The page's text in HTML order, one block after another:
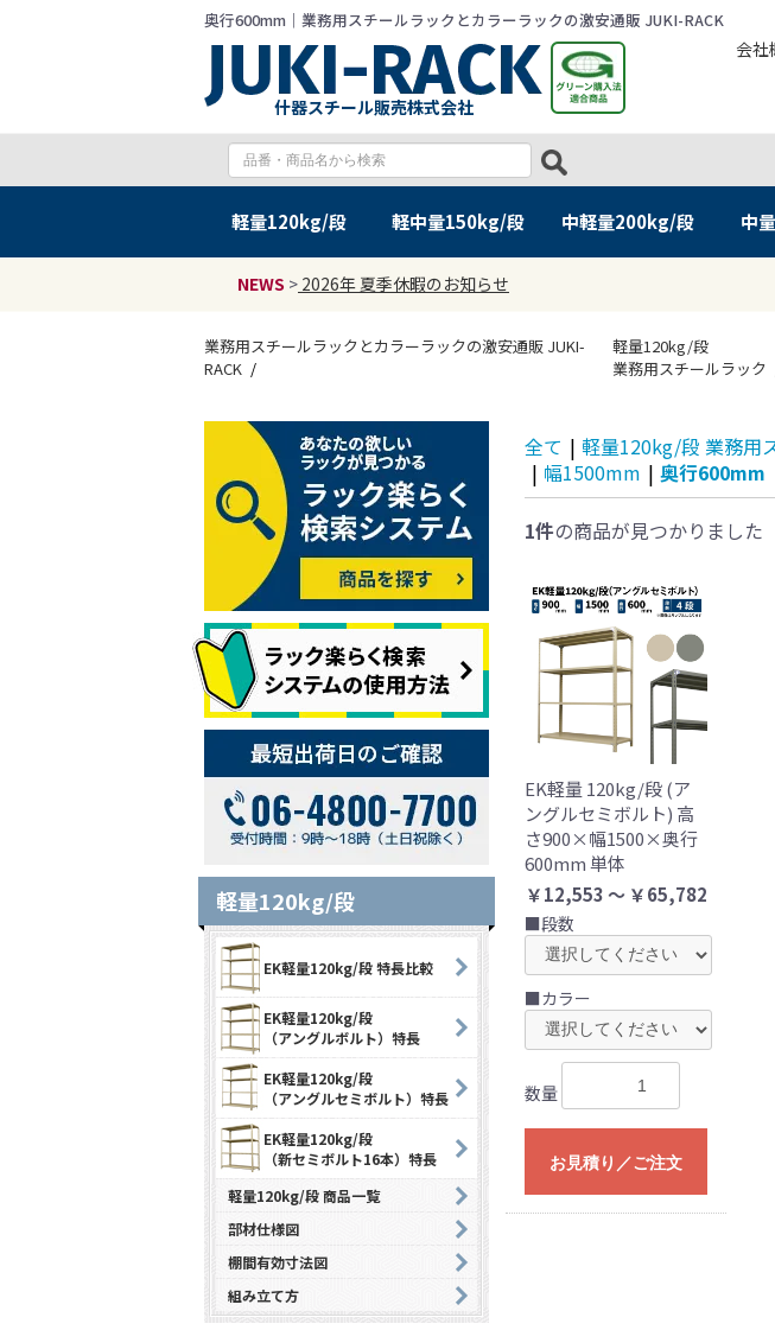
奥行600mm｜業務用スチールラックとカラーラックの激安通販 JUKI-RACK
什器スチール販売株式会社
会社
軽量120kg/段 軽中量150kg/段 中軽量200kg/段 中量
NEWS > 2026年 夏季休暇のお知らせ
業務用スチールラックとカラーラックの激安通販 JUKI-
RACK
軽量120kg/段
業務用スチールラック
軽量120kg/段
EK軽量120kg/段 特長比較
EK軽量120kg/段
（アングルボルト）特長
EK軽量120kg/段
（アングルセミボルト）特長
EK軽量120kg/段
（新セミボルト16本）特長
軽量120kg/段 商品一覧
部材仕様図
棚間有効寸法図
組み立て方
全て | 軽量120kg/段 業務用
| 幅1500mm | 奥行600mm
1件の商品が見つかりました
EK軽量 120kg/段 (ア
ングルセミボルト) 高
さ900×幅1500×奥行
600mm 単体
￥12,553 ～ ￥65,782
■段数
■カラー
数量
お見積り／ご注文